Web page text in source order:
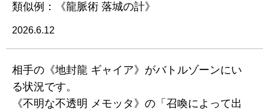
類似例：《龍脈術 落城の計》
2026.6.12
相手の《地封龍 ギャイア》がバトルゾーンにい
る状況です。
《不明な不透明 メモッタ》の「召喚によって出